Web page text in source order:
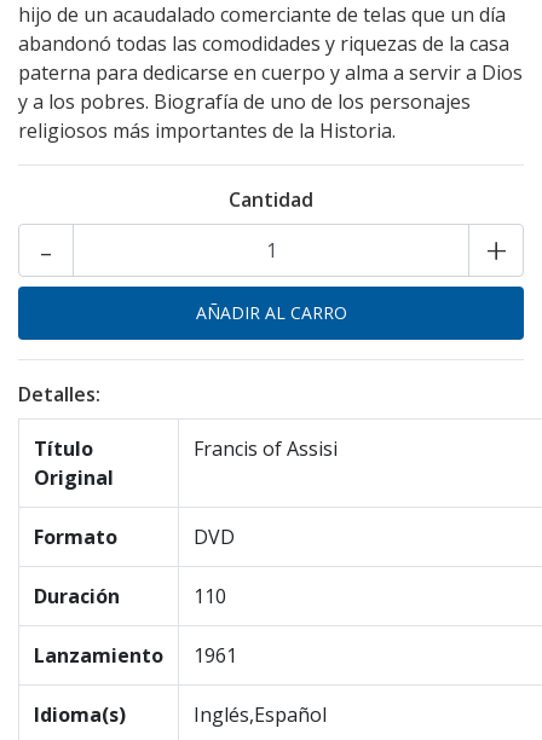
hijo de un acaudalado comerciante de telas que un día
abandonó todas las comodidades y riquezas de la casa
paterna para dedicarse en cuerpo y alma a servir a Dios
y a los pobres. Biografía de uno de los personajes
religiosos más importantes de la Historia.
Cantidad
+
-
Detalles:
Título
Original
Francis of Assisi
Formato DVD
Duración 110
Lanzamiento 1961
Idioma(s) Inglés,Español